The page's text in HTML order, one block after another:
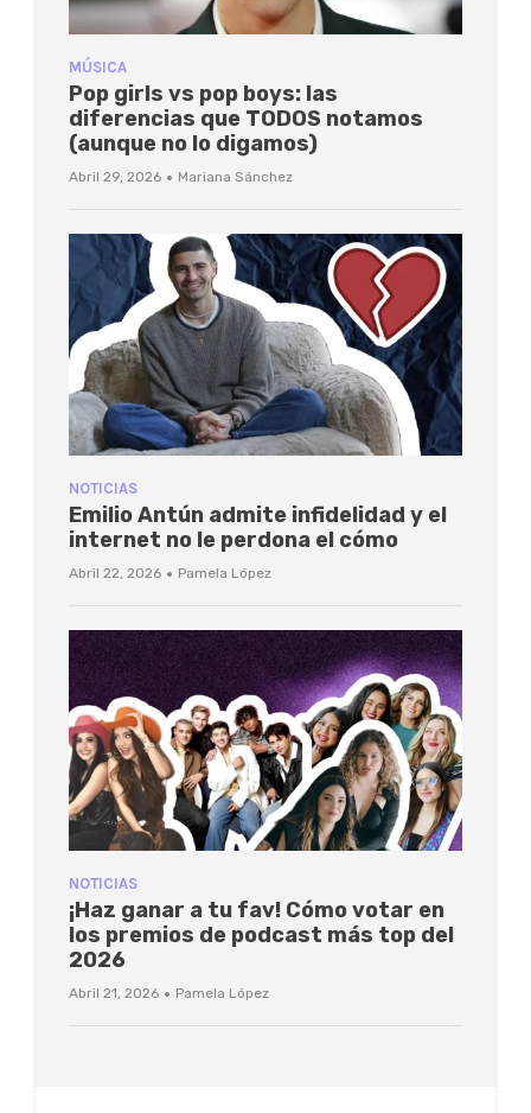
MÚSICA
Pop girls vs pop boys: las
diferencias que TODOS notamos
(aunque no lo digamos)
Abril 29, 2026 · Mariana Sánchez
NOTICIAS
Emilio Antún admite infidelidad y el
internet no le perdona el cómo
Abril 22, 2026 · Pamela López
NOTICIAS
¡Haz ganar a tu fav! Cómo votar en
los premios de podcast más top del
2026
Abril 21, 2026 · Pamela López